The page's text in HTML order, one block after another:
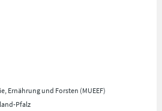
Ernährung und Forsten (MUEEF)
Pfalz